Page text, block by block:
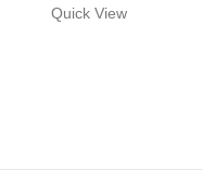
Quick View